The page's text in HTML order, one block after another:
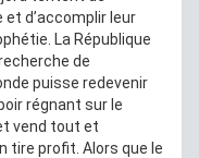
d’accomplir leur
La République
de
puisse redevenir
régnant sur le
vend tout et
tire profit. Alors que le